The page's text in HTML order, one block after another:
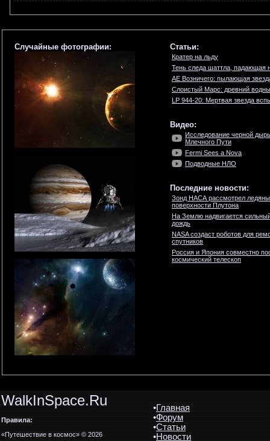
Случайные фотографии: Статьи:
Кратер на льду
Тень следа шаттла, падающая
AE Возничего: пылающая
Слоистый Марс: древний
LP 944-20: Мертвая звезда
Видео:
Исследование черной
Млечного Пути
Fermi Sees a Nova
Подводные НЛО
Последние новости:
Зонд НАСА рассмотрел
поверхности Плутона
На Землю надвигается
дождь
NASA создаст роботов для
спутников
Россия и Япония совместно
космический телескоп
WalkInSpace.Ru
Правила:
«Путешествие в космос» © 2026
•Главная
•Форум
•Статьи
•Новости